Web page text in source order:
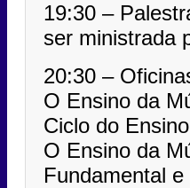
19:30 –
ser ministrada
20:30 –
O Ensino da
Ciclo do
O Ensino da
Fundamental